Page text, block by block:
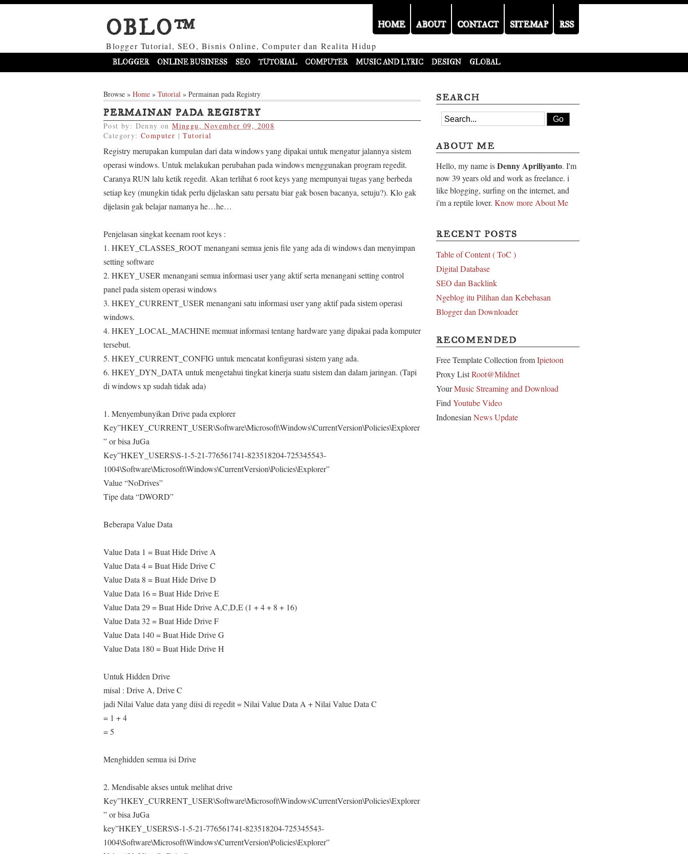
HOME ABOUT CONTACT SITEMAP RSS
OBLO™
Blogger Tutorial, SEO, Bisnis Online, Computer dan Realita Hidup
BLOGGER ONLINE BUSINESS SEO TUTORIAL COMPUTER MUSIC AND LYRIC DESIGN GLOBAL
Browse » Home » Tutorial » Permainan pada Registry
PERMAINAN PADA REGISTRY
Post by: Denny onMinggu, November 09, 2008
Category:Computer |Tutorial
Registry merupakan kumpulan dari data windows yang dipakai untuk mengatur jalannya sistem
operasi windows. Untuk melakukan perubahan pada windows menggunakan program regedit.
Caranya RUN lalu ketik regedit. Akan terlihat 6 root keys yang mempunyai tugas yang berbeda
setiap key (mungkin tidak perlu dijelaskan satu persatu biar gak bosen bacanya, setuju?). Klo gak
dijelasin gak belajar namanya he…he…
Penjelasan singkat keenam root keys :
1. HKEY_CLASSES_ROOT menangani semua jenis file yang ada di windows dan menyimpan
setting software
2. HKEY_USER menangani semua informasi user yang aktif serta menangani setting control
panel pada sistem operasi windows
3. HKEY_CURRENT_USER menangani satu informasi user yang aktif pada sistem operasi
windows.
4. HKEY_LOCAL_MACHINE memuat informasi tentang hardware yang dipakai pada komputer
tersebut.
5. HKEY_CURRENT_CONFIG untuk mencatat konfigurasi sistem yang ada.
6. HKEY_DYN_DATA untuk mengetahui tingkat kinerja suatu sistem dan dalam jaringan. (Tapi
di windows xp sudah tidak ada)
1. Menyembunyikan Drive pada explorer
Key”HKEY_CURRENT_USER\Software\Microsoft\Windows\CurrentVersion\Policies\Explorer
” or bisa JuGa
Key”HKEY_USERS\S-1-5-21-776561741-823518204-725345543-
1004\Software\Microsoft\Windows\CurrentVersion\Policies\Explorer”
Value “NoDrives”
Tipe data “DWORD”
Beberapa Value Data
Value Data 1 = Buat Hide Drive A
Value Data 4 = Buat Hide Drive C
Value Data 8 = Buat Hide Drive D
Value Data 16 = Buat Hide Drive E
Value Data 29 = Buat Hide Drive A,C,D,E (1 + 4 + 8 + 16)
Value Data 32 = Buat Hide Drive F
Value Data 140 = Buat Hide Drive G
Value Data 180 = Buat Hide Drive H
Untuk Hidden Drive
misal : Drive A, Drive C
jadi Nilai Value data yang diisi di regedit = Nilai Value Data A + Nilai Value Data C
= 1 + 4
= 5
Menghidden semua isi Drive
2. Mendisable akses untuk melihat drive
Key”HKEY_CURRENT_USER\Software\Microsoft\Windows\CurrentVersion\Policies\Explorer
” or bisa JuGa
key”HKEY_USERS\S-1-5-21-776561741-823518204-725345543-
1004\Software\Microsoft\Windows\CurrentVersion\Policies\Explorer”
SEARCH
ABOUT ME
Hello, my name isDenny Apriliyanto. I'm
now 39 years old and work as freelance. i
like blogging, surfing on the internet, and
i'm a reptile lover. Know more About Me
RECENT POSTS
Table of Content ( ToC )
Digital Database
SEO dan Backlink
Ngeblog itu Pilihan dan Kebebasan
Blogger dan Downloader
RECOMENDED
Free Template Collection fromIpietoon
Proxy ListRoot@Mildnet
YourMusic Streaming and Download
Find Youtube Video
Indonesian News Update